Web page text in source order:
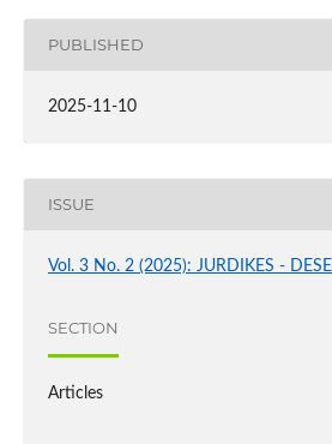
PUBLISHED
2025-11-10
ISSUE
Vol. 3 No. 2 (2025): JURDIKES -
SECTION
Articles